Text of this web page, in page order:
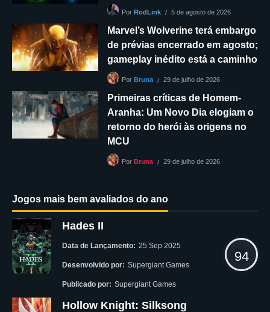
Por RodLink 5 de agosto de 2026
Marvel’s Wolverine terá embargo
de prévias encerrado em agosto;
gameplay inédito está a caminho
Por Bruna 29 de julho de 2026
Primeiras críticas de Homem-
Aranha: Um Novo Dia elogiam o
retorno do herói às origens no
MCU
Por Bruna 29 de julho de 2026
Jogos mais bem avaliados do ano
Hades II
Data de Lançamento: 25 Sep 2025
Desenvolvido por: Supergiant Games
Publicado por: Supergiant Games
94
Hollow Knight: Silksong